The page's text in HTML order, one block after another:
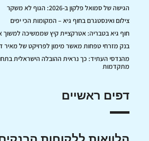
הגישה של סמואל פלקון ב-2026: הגוף לא משקר
צילום ואינסטגרם בחוף גיא – המקומות הכי יפים
חוף גיא בטבריה: אטרקציית קיץ שממשיכה למשוך
בנק מזרחי טפחות מאשר מימון לפרויקט של מאיר
מהנדסי העתיד: כך נראית ההובלה הישראלית
מתקדמות
דפים ראשיים